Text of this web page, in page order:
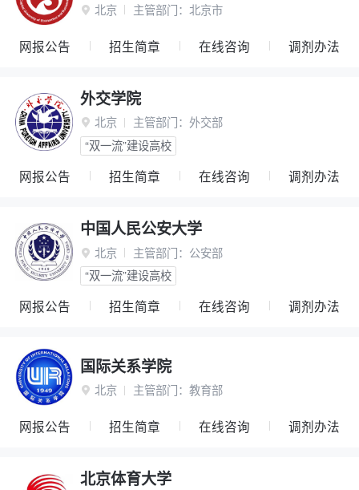
 北京 主管部门： 北京市
网报公告 招生简章 在线咨询 调剂办法
外交学院
 北京 主管部门： 外交部
“双一流”建设高校
网报公告 招生简章 在线咨询 调剂办法
中国人民公安大学
 北京 主管部门： 公安部
“双一流”建设高校
网报公告 招生简章 在线咨询 调剂办法
国际关系学院
 北京 主管部门： 教育部
网报公告 招生简章 在线咨询 调剂办法
北京体育大学